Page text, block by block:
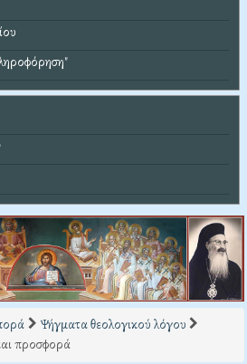
Ψήγματα θεολογικού λόγου
προσφορά